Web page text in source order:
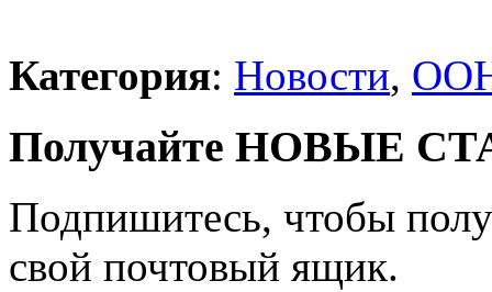
Категория: Новости,
Получайте НОВЫЕ
Подпишитесь, чтобы
свой почтовый ящик.